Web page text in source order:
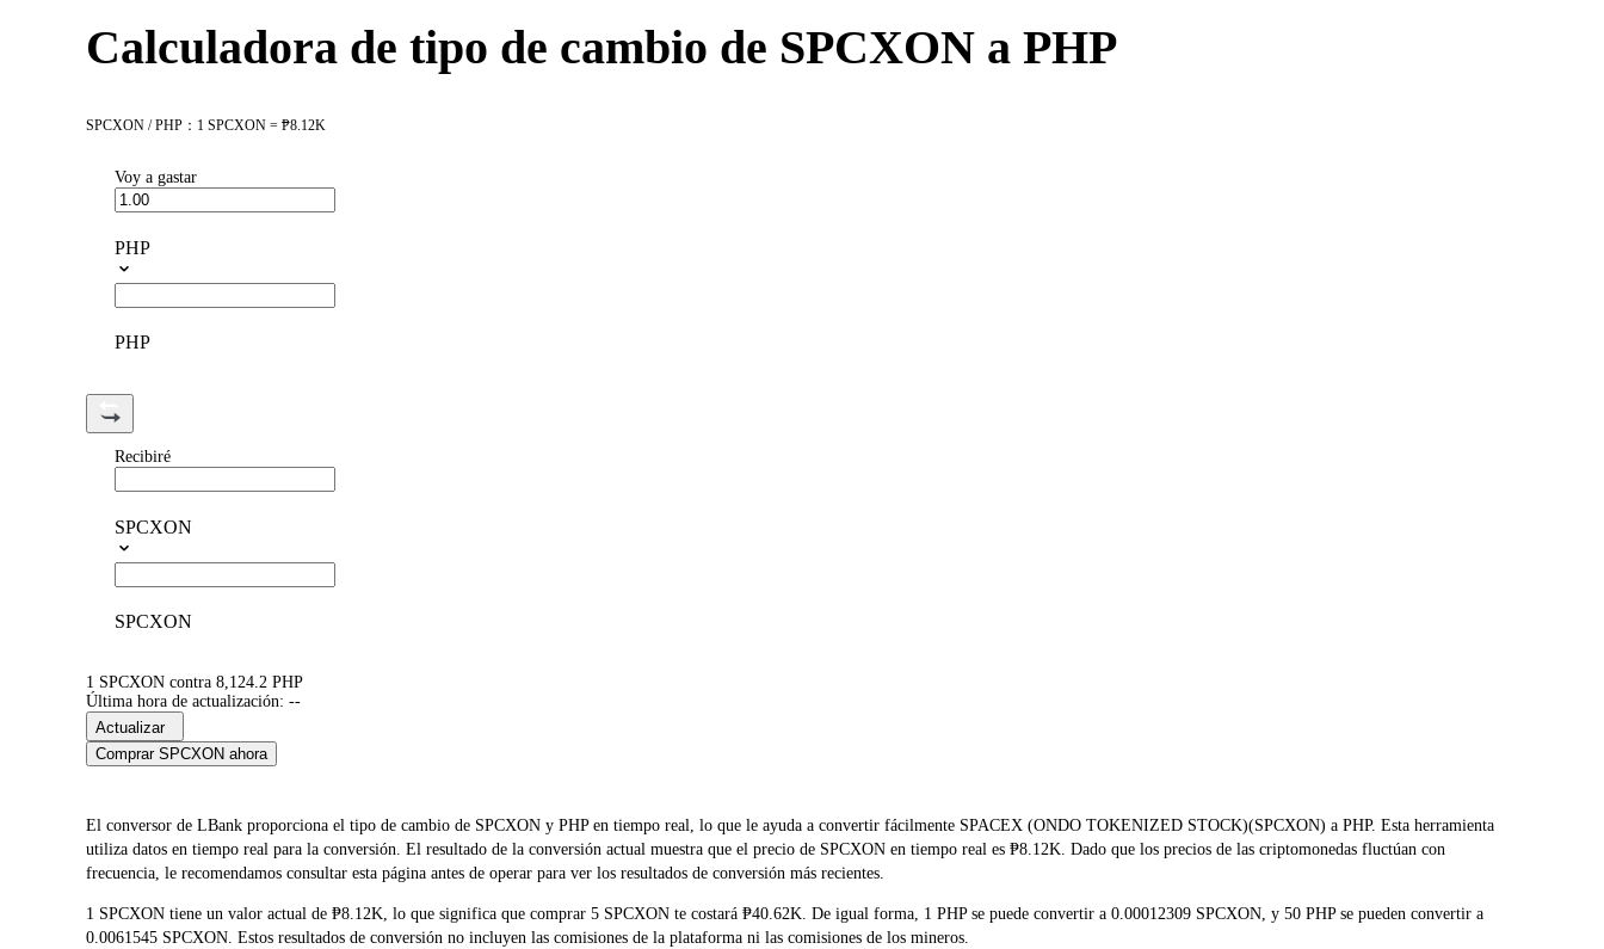
Calculadora de tipo de cambio de SPCXON a PHP
SPCXON / PHP：1 SPCXON = ₱8.12K
Voy a gastar
PHP
PHP
Recibiré
SPCXON
SPCXON
1 SPCXON contra 8,124.2 PHP
Última hora de actualización: --
Actualizar
Comprar SPCXON ahora
El conversor de LBank proporciona el tipo de cambio de SPCXON y PHP en tiempo real, lo que le ayuda a convertir fácilmente SPACEX (ONDO TOKENIZED STOCK)(SPCXON) a PHP. Esta herramienta
utiliza datos en tiempo real para la conversión. El resultado de la conversión actual muestra que el precio de SPCXON en tiempo real es ₱8.12K. Dado que los precios de las criptomonedas fluctúan con
frecuencia, le recomendamos consultar esta página antes de operar para ver los resultados de conversión más recientes.
1 SPCXON tiene un valor actual de ₱8.12K, lo que significa que comprar 5 SPCXON te costará ₱40.62K. De igual forma, 1 PHP se puede convertir a 0.00012309 SPCXON, y 50 PHP se pueden convertir a
0.0061545 SPCXON. Estos resultados de conversión no incluyen las comisiones de la plataforma ni las comisiones de los mineros.